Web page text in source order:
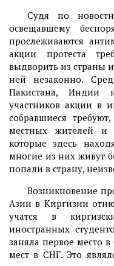
Судя по
освещавшему
прослеживаются
акции протеста
выдворить из страны
ней незаконно.
Пакистана,
участников акции в
собравшиеся
местных жителей и
которые здесь
многие из них живут
попали в страну,
Возникновение
Азии в Киргизии
учатся в
иностранных
заняла первое место
мест в СНГ. Это